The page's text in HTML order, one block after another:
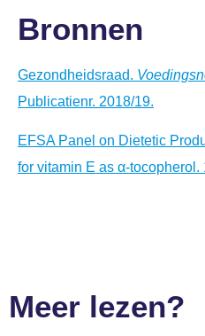
Bronnen
Gezondheidsraad.
Publicatienr. 2018/19.
EFSA Panel on Dietetic
for vitamin E as α-tocopherol.
Meer lezen?